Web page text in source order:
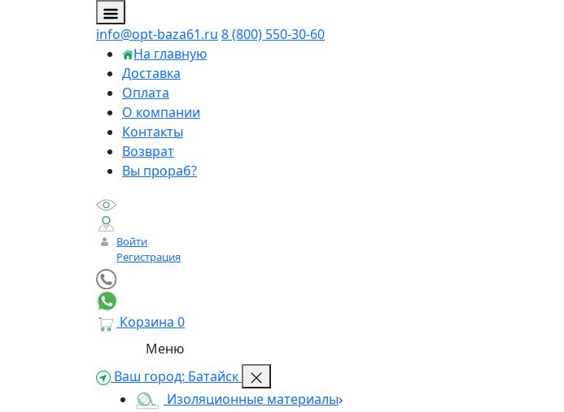
info@opt-baza61.ru 8 (800) 550-30-60
На главную
Доставка
Оплата
О компании
Контакты
Возврат
Вы прораб?
Войти
Регистрация
Корзина 0
Меню
Ваш город: Батайск
Изоляционные материалы